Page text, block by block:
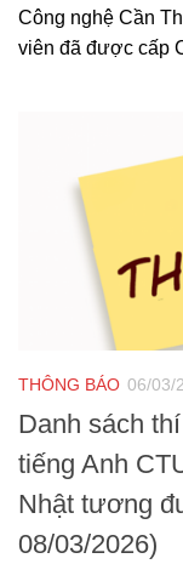
Công nghệ Cần
viên đã được cấp
THÔNG BÁO 06/03/
Danh sách
tiếng Anh
Nhật tương
08/03/2026)